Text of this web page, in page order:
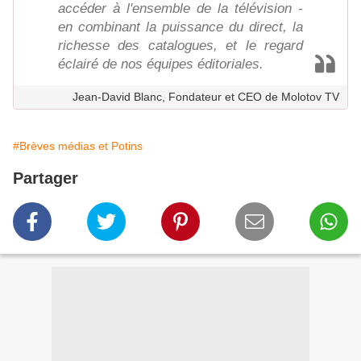
accéder à l'ensemble de la télévision -
en combinant la puissance du direct, la
richesse des catalogues, et le regard
éclairé de nos équipes éditoriales.
Jean-David Blanc, Fondateur et CEO de Molotov TV
#Brèves médias et Potins
Partager